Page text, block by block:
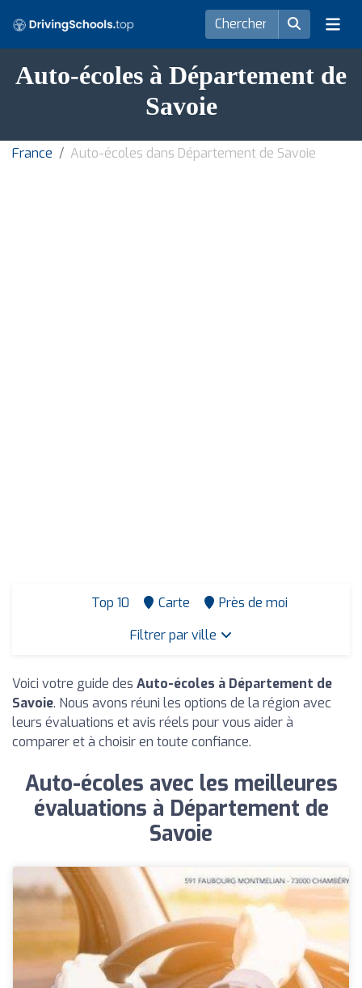
Auto-écoles à Département de
Savoie
France Auto-écoles dans Département de Savoie
Top 10 Carte
Près de moi
Filtrer par ville
Voici votre guide des Auto-écoles à Département de
Savoie. Nous avons réuni les options de la région avec
leurs évaluations et avis réels pour vous aider à
comparer et à choisir en toute confiance.
Auto-écoles avec les meilleures
évaluations à Département de
Savoie